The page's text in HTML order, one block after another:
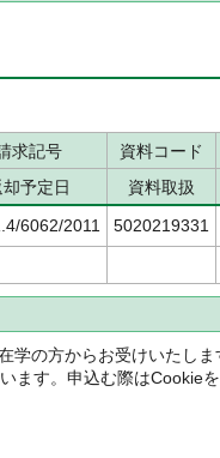
求記号
資料コード
却予定日
資料取扱
6062/2011
5020219331
学の方からお受けいたしま
ます。申込む際はCookie